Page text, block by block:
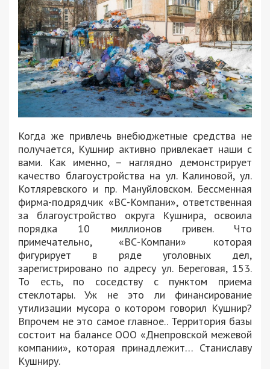
Когда же привлечь внебюджетные средства не
получается, Кушнир активно привлекает наши с
вами. Как именно, – наглядно демонстрирует
качество благоустройства на ул. Калиновой, ул.
Котляревского и пр. Мануйловском. Бессменная
фирма-подрядчик «ВС-Компани», ответственная
за благоустройство округа Кушнира, освоила
порядка 10 миллионов гривен. Что
примечательно, «ВС-Компани» которая
фигурирует в ряде уголовных дел,
зарегистрировано по адресу ул. Береговая, 153.
То есть, по соседству с пунктом приема
стеклотары. Уж не это ли финансирование
утилизации мусора о котором говорил Кушнир?
Впрочем не это самое главное.. Территория базы
состоит на балансе ООО «Днепровской межевой
компании», которая принадлежит… Станиславу
Кушниру.